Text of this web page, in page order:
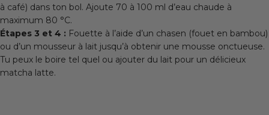
à café) dans ton bol. Ajoute 70 à 100 ml d’eau chaude à
maximum 80 °C.
Étapes 3 et 4 : Fouette à l’aide d’un chasen (fouet en bambou)
ou d’un mousseur à lait jusqu’à obtenir une mousse onctueuse.
Tu peux le boire tel quel ou ajouter du lait pour un délicieux
matcha latte.